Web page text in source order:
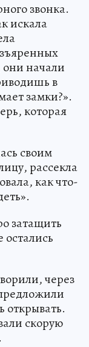
звонка.
искала
начали
в
замки?».
которая
своим
рассекла
как что-
затащить
через
открывать.
скорую